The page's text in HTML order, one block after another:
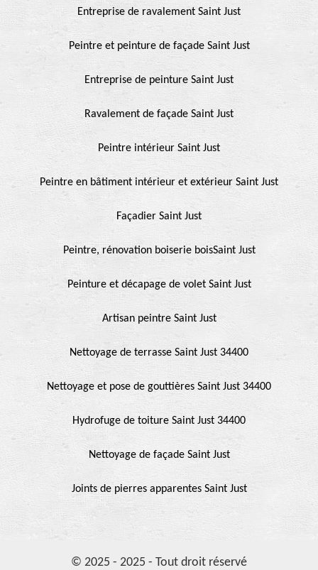
Entreprise de ravalement Saint Just
Peintre et peinture de façade Saint Just
Entreprise de peinture Saint Just
Ravalement de façade Saint Just
Peintre intérieur Saint Just
Peintre en bâtiment intérieur et extérieur Saint Just
Façadier Saint Just
Peintre, rénovation boiserie boisSaint Just
Peinture et décapage de volet Saint Just
Artisan peintre Saint Just
Nettoyage de terrasse Saint Just 34400
Nettoyage et pose de gouttières Saint Just 34400
Hydrofuge de toiture Saint Just 34400
Nettoyage de façade Saint Just
Joints de pierres apparentes Saint Just
© 2025 - 2025 - Tout droit réservé